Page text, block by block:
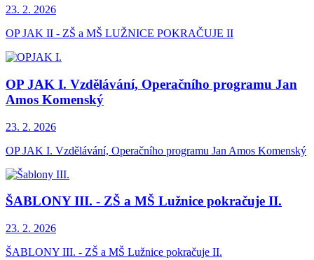
23. 2. 2026
OP JAK II - ZŠ a MŠ LUŽNICE POKRAČUJE II
OP JAK I. Vzdělávání, Operačního programu Jan
Amos Komenský
23. 2. 2026
OP JAK I. Vzdělávání, Operačního programu Jan Amos Komenský
ŠABLONY III. - ZŠ a MŠ Lužnice pokračuje II.
23. 2. 2026
ŠABLONY III. - ZŠ a MŠ Lužnice pokračuje II.